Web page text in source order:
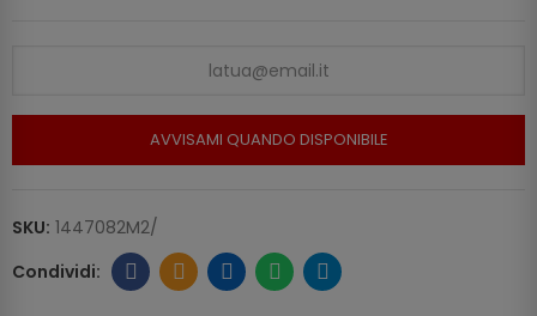
AVVISAMI QUANDO DISPONIBILE
SKU: 1447082M2/